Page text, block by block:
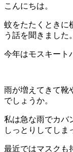
こんにちは。
蚊をたたくときに
う話を聞きました。
今年はモスキート
雨が増えてきて靴
でしょうか。
私は急な雨でカバ
しっとりしてしま
最近ではマスクも